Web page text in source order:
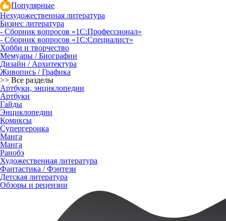
Популярные
Нехудожественная литература
Бизнес литература
- Сборник вопросов «1С:Профессионал»
- Сборник вопросов «1С:Специалист»
Хобби и творчество
Мемуары / Биографии
Дизайн / Архитектура
Живопись / Графика
>> Все разделы
Артбуки, энциклопедии
Артбуки
Гайды
Энциклопедии
Комиксы
Супергероика
Манга
Манга
Ранобэ
Художественная литература
Фантастика / Фэнтези
Детская литература
Обзоры и рецензии